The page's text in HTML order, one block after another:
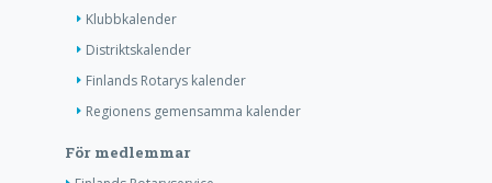
Klubbkalender
Distriktskalender
Finlands Rotarys kalender
Regionens gemensamma kalender
För medlemmar